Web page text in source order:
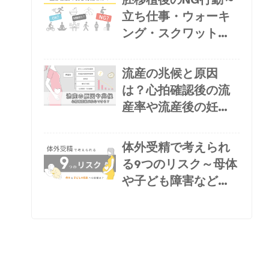
立ち仕事・ウォーキ
ング・スクワット・
流産の兆候と原因
は？心拍確認後の流
産率や流産後の妊娠
での目安を解説
体外受精で考えられ
る9つのリスク～母体
や子ども障害など将